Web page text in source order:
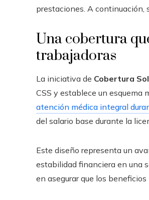
prestaciones. A continuación,
Una cobertura
trabajadoras
La iniciativa de Cobertura
CSS y establece un esquema
atención médica integral
del salario base durante la
Este diseño representa un
estabilidad financiera en una
en asegurar que los